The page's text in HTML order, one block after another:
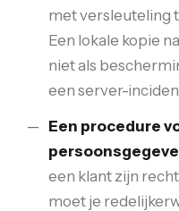
met versleuteling
Een lokale kopie
niet als
een server-
Een procedure
een klant zijn
moet je